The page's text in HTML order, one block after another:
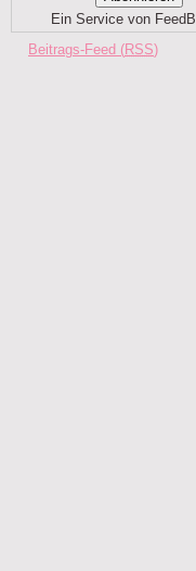
Ein Service von
Beitrags-Feed (RSS)